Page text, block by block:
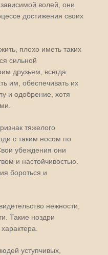
волей, они
достижения своих
плохо иметь таких
сильной
друзьям, всегда
им, обеспечивать их
и одобрение, хотя
тяжелого
с таким носом по
убеждения они
и настойчивостью.
бороться и
нежности,
Такие ноздри
уступчивых,